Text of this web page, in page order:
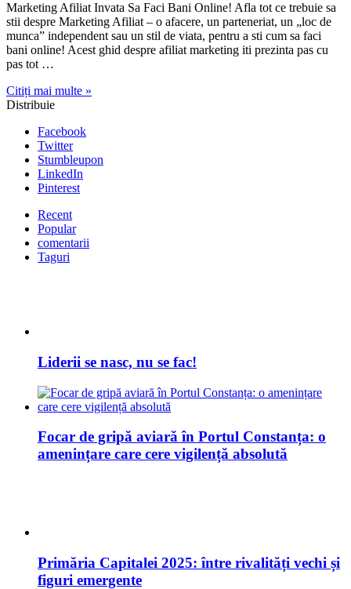
Marketing Afiliat Invata Sa Faci Bani Online! Afla tot ce trebuie sa
stii despre Marketing Afiliat – o afacere, un parteneriat, un „loc de
munca” independent sau un stil de viata, pentru a sti cum sa faci
bani online! Acest ghid despre afiliat marketing iti prezinta pas cu
pas tot …
Citiți mai multe »
Distribuie
Facebook
Twitter
Stumbleupon
LinkedIn
Pinterest
Recent
Popular
comentarii
Taguri
Focar de gripă aviară în Portul Constanța: o
amenințare care cere vigilență absolută
Primăria Capitalei 2025: între rivalități vechi și
2028